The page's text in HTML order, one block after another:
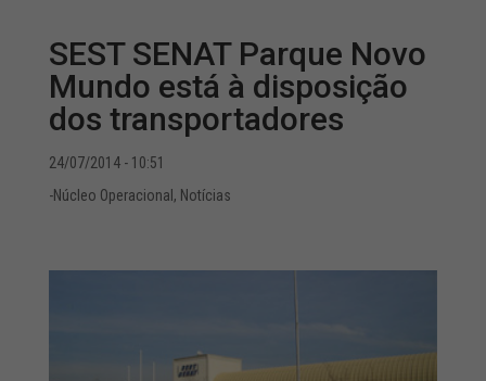
SEST SENAT Parque Novo
Mundo está à disposição
dos transportadores
24/07/2014 - 10:51
-Núcleo Operacional , Notícias